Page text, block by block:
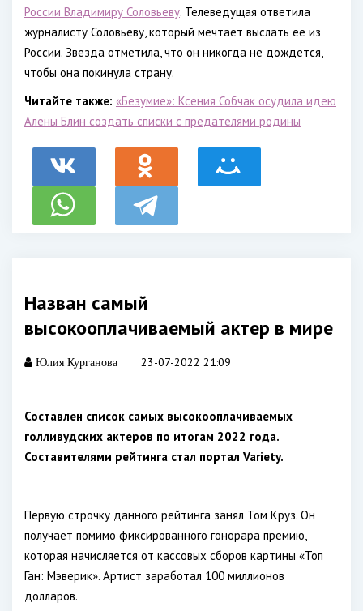
России Владимиру Соловьеву. Телеведущая ответила
журналисту Соловьеву, который мечтает выслать ее из
России. Звезда отметила, что он никогда не дождется,
чтобы она покинула страну.
Читайте также: «Безумие»: Ксения Собчак осудила идею
Алены Блин создать списки с предателями родины
Назван самый
высокооплачиваемый актер в мире
Юлия Курганова 23-07-2022 21:09
Составлен список самых высокооплачиваемых
голливудских актеров по итогам 2022 года.
Составителями рейтинга стал портал Variety.
Первую строчку данного рейтинга занял Том Круз. Он
получает помимо фиксированного гонорара премию,
которая начисляется от кассовых сборов картины «Топ
Ган: Мэверик». Артист заработал 100 миллионов
долларов.